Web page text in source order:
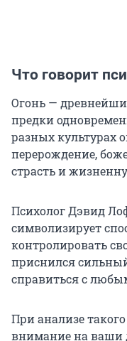
Что говорит
Огонь —
предки
разных культурах
перерождение,
страсть и
Психолог Дэвид
символизирует
контролировать
приснился
справиться с
При анализе
внимание на ваши